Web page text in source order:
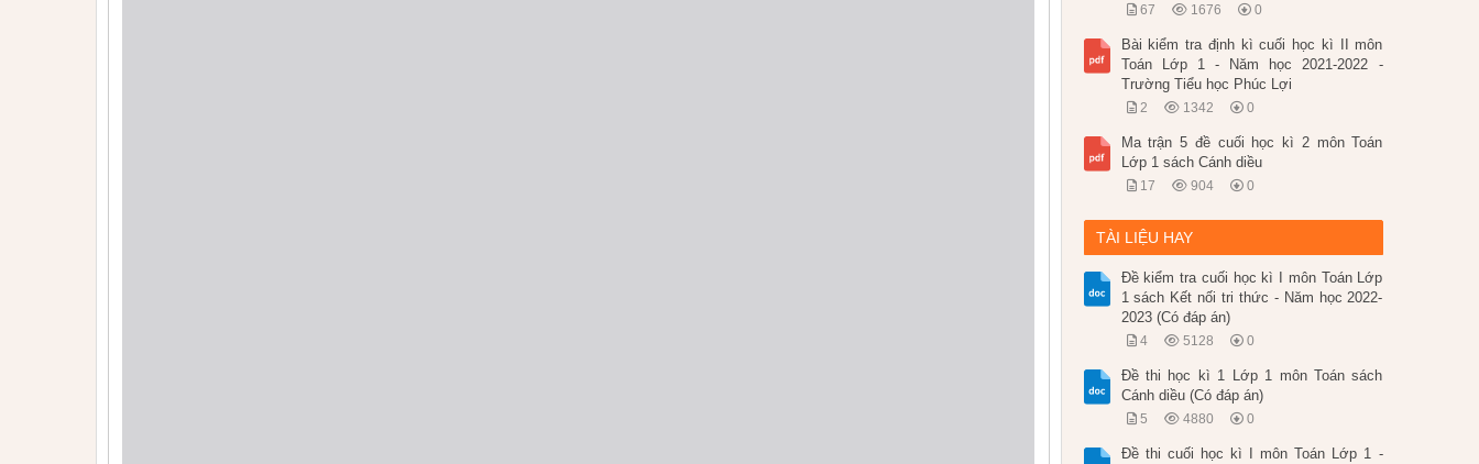
67 1676 0
Bài kiểm tra định kì cuối học kì II môn
Toán Lớp 1 - Năm học 2021-2022 -
Trường Tiểu học Phúc Lợi
2 1342 0
Ma trận 5 đề cuối học kì 2 môn Toán
Lớp 1 sách Cánh diều
17 904 0
TÀI LIỆU HAY
Đề kiểm tra cuối học kì I môn Toán Lớp
1 sách Kết nối tri thức - Năm học 2022-
2023 (Có đáp án)
4 5128 0
Đề thi học kì 1 Lớp 1 môn Toán sách
Cánh diều (Có đáp án)
5 4880 0
Đề thi cuối học kì I môn Toán Lớp 1 -